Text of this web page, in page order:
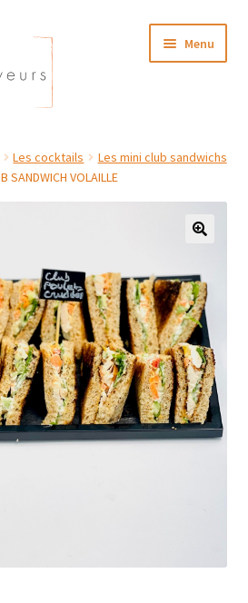
Menu
end
Les cocktails
Les mini club sandwichs
SANDWICH VOLAILLE